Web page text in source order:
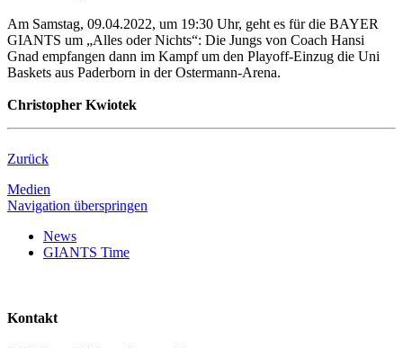
Am Samstag, 09.04.2022, um 19:30 Uhr, geht es für die BAYER
GIANTS um „Alles oder Nichts“: Die Jungs von Coach Hansi
Gnad empfangen dann im Kampf um den Playoff-Einzug die Uni
Baskets aus Paderborn in der Ostermann-Arena.
Christopher Kwiotek
Zurück
Medien
Navigation überspringen
News
GIANTS Time
Kontakt